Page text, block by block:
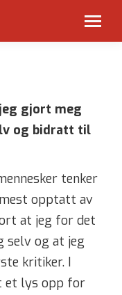
gjort meg
og bidratt til
tenker
opptatt av
at jeg for det
selv og at jeg
kritiker. I
et lys opp for